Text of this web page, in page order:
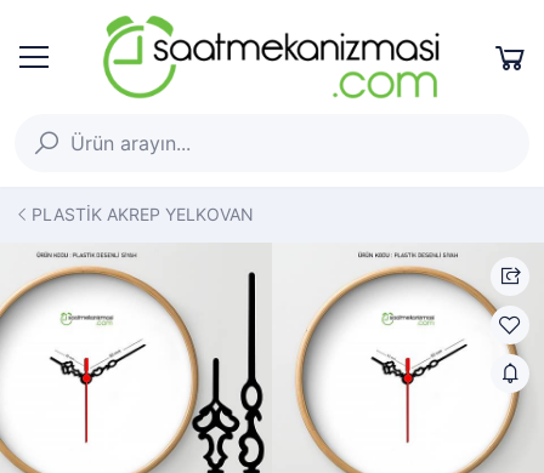
PLASTİK AKREP YELKOVAN